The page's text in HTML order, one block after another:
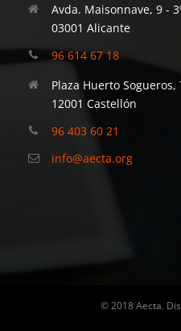
Avda. Maisonnave, 9 -
03001 Alicante
96 614 67 18
Plaza Huerto Sogueros,
12001 Castellón
96 403 60 21
info@aecta.org
© 2018 Aecta.